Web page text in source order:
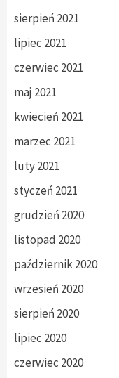
sierpień 2021
lipiec 2021
czerwiec 2021
maj 2021
kwiecień 2021
marzec 2021
luty 2021
styczeń 2021
grudzień 2020
listopad 2020
październik 2020
wrzesień 2020
sierpień 2020
lipiec 2020
czerwiec 2020